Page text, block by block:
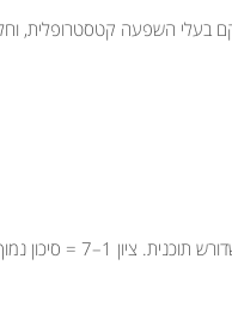
בעלי השפעה קטסטרופלית,
כפלו את שני הציונים יחד. ציון 15–25 = סיכון קריטי שדורש טיפול מיידי. ציון 8–14